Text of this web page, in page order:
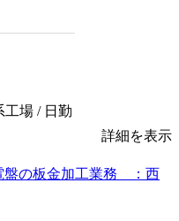
工場 / 日勤
詳細を表示